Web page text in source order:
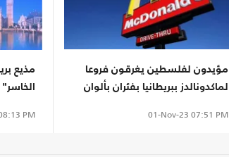
مؤيدون لفلسطين يغرقون فروعا
لماكدونالدز ببريطانيا بفئران بألوان
01-Nov-23 07:51 PM
مذيع
PM